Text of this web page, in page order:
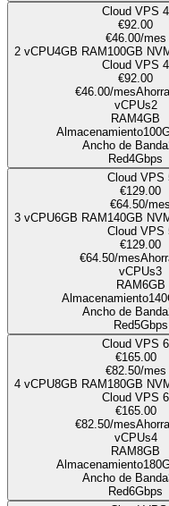
Cloud VPS 4
€92.00
€46.00/mes
2 vCPU4GB RAM 100GB
Cloud VPS 4
€92.00
€46.00/mes
vCPUs2
RAM4GB
Almacenamiento100
Ancho de Banda
Red4Gbps
Cloud VPS
€129.00
€64.50/mes
3 vCPU6GB RAM 140GB
Cloud VPS
€129.00
€64.50/mes
vCPUs3
RAM6GB
Almacenamiento140
Ancho de Banda
Red5Gbps
Cloud VPS 6
€165.00
€82.50/mes
4 vCPU8GB RAM 180GB
Cloud VPS 6
€165.00
€82.50/mes
vCPUs4
RAM8GB
Almacenamiento180
Ancho de Banda
Red6Gbps